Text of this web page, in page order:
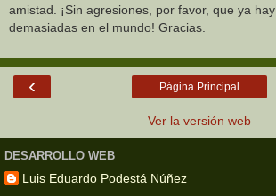
amistad. ¡Sin agresiones, por favor, que ya hay
demasiadas en el mundo! Gracias.
‹ Página Principal
Ver la versión web
DESARROLLO WEB
Luis Eduardo Podestá Núñez